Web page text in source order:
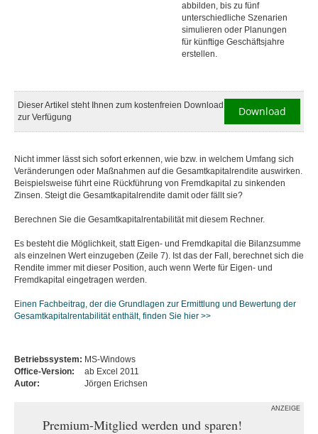
abbilden, bis zu fünf
unterschiedliche Szenarien
simulieren oder Planungen
für künftige Geschäftsjahre
erstellen.
Dieser Artikel steht Ihnen zum kostenfreien Download
zur Verfügung
Download
Nicht immer lässt sich sofort erkennen, wie bzw. in welchem Umfang sich
Veränderungen oder Maßnahmen auf die Gesamtkapitalrendite auswirken.
Beispielsweise führt eine Rückführung von Fremdkapital zu sinkenden
Zinsen. Steigt die Gesamtkapitalrendite damit oder fällt sie?
Berechnen Sie die Gesamtkapitalrentabilität mit diesem Rechner.
Es besteht die Möglichkeit, statt Eigen- und Fremdkapital die Bilanzsumme
als einzelnen Wert einzugeben (Zeile 7). Ist das der Fall, berechnet sich die
Rendite immer mit dieser Position, auch wenn Werte für Eigen- und
Fremdkapital eingetragen werden.
Einen Fachbeitrag, der die Grundlagen zur Ermittlung und Bewertung der
Gesamtkapitalrentabilität enthält, finden Sie hier >>
Betriebssystem: MS-Windows
Office-Version:
ab Excel 2011
Autor:
Jörgen Erichsen
ANZEIGE
Premium-Mitglied werden und sparen!